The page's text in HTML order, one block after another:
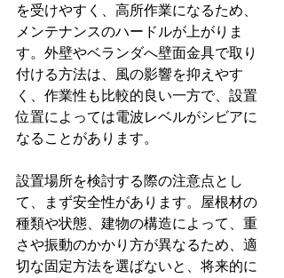
を受けやすく、高所作業になるため、
メンテナンスのハードルが上がりま
す。外壁やベランダへ壁面金具で取り
付ける方法は、風の影響を抑えやす
く、作業性も比較的良い一方で、設置
位置によっては電波レベルがシビアに
なることがあります。
設置場所を検討する際の注意点とし
て、まず安全性があります。屋根材の
種類や状態、建物の構造によって、重
さや振動のかかり方が異なるため、適
切な固定方法を選ばないと、将来的に